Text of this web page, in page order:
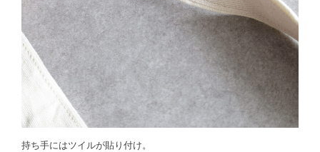
持ち手にはツイルが貼り付け。